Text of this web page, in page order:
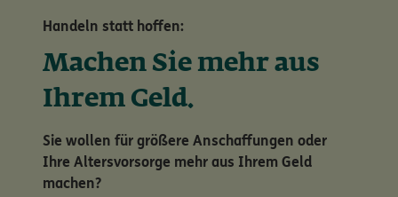
Handeln statt hoffen:
Machen Sie mehr aus
Ihrem Geld.
Sie wollen für größere Anschaffungen oder
Ihre Altersvorsorge mehr aus Ihrem Geld
machen?